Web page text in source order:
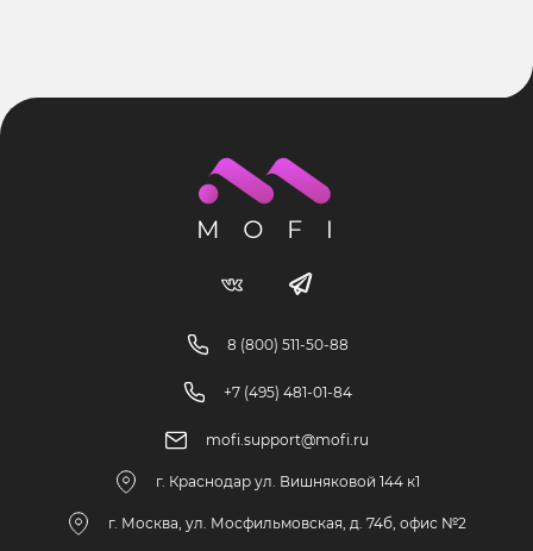
8 (800) 511-50-88
+7 (495) 481-01-84
mofi.support@mofi.ru
г. Краснодар ул. Вишняковой 144 к1
г. Москва, ул. Мосфильмовская, д. 74б, офис №2